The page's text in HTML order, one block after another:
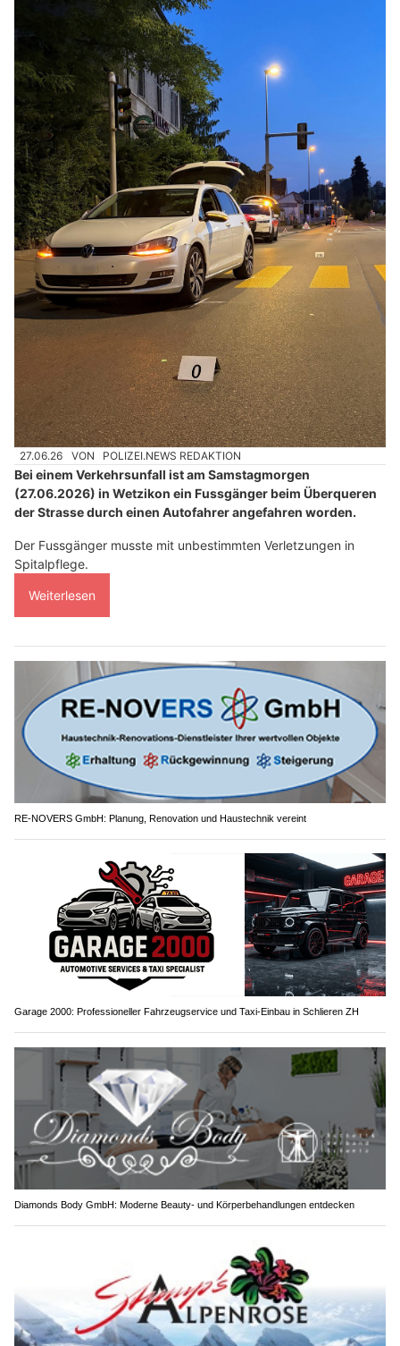
27.06.26 VON POLIZEI.NEWS REDAKTION
Bei einem Verkehrsunfall ist am Samstagmorgen
(27.06.2026) in Wetzikon ein Fussgänger beim Überqueren
der Strasse durch einen Autofahrer angefahren worden.
Der Fussgänger musste mit unbestimmten Verletzungen in
Spitalpflege.
Weiterlesen
RE-NOVERS GmbH: Planung, Renovation und Haustechnik vereint
Garage 2000: Professioneller Fahrzeugservice und Taxi-Einbau in Schlieren ZH
Diamonds Body GmbH: Moderne Beauty- und Körperbehandlungen entdecken